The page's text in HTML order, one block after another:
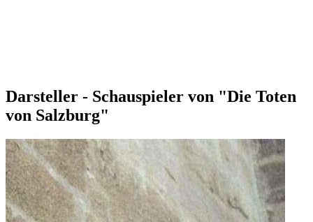
Darsteller - Schauspieler von "Die Toten
von Salzburg"